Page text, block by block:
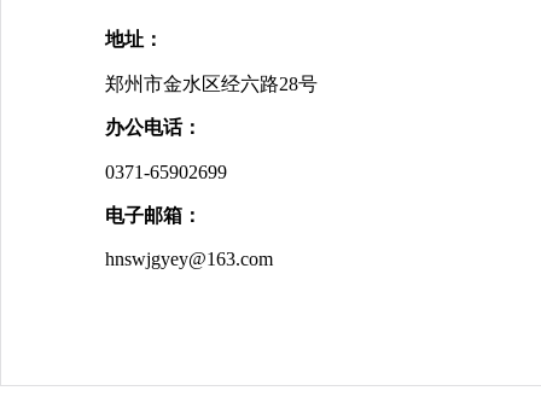
地址：
郑州市金水区经六路28号
办公电话：
0371-65902699
电子邮箱：
hnswjgyey@163.com